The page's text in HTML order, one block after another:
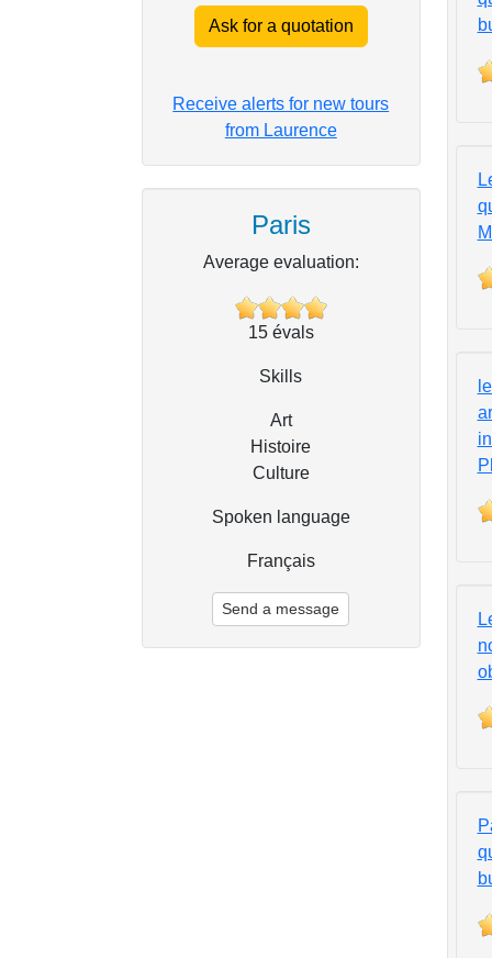
Ask for a quotation
Receive alerts for new tours
from Laurence
Paris
Average evaluation:
15évals
Skills
Art
Histoire
Culture
Spoken language
Français
Send a message